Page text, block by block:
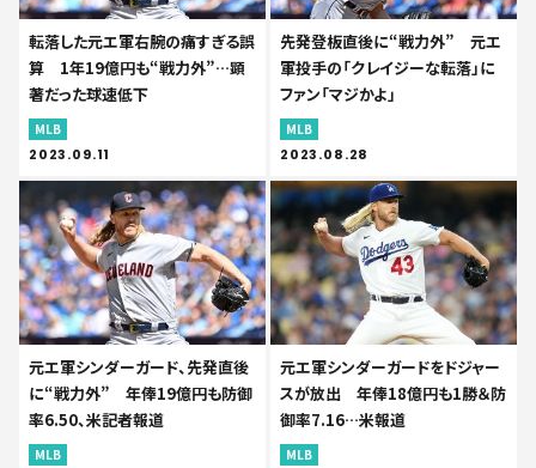
転落した元エ軍右腕の痛すぎる誤
算 1年19億円も“戦力外”…顕
著だった球速低下
MLB
2023.09.11
先発登板直後に“戦力外” 元エ
軍投手の「クレイジーな転落」に
ファン「マジかよ」
MLB
2023.08.28
元エ軍シンダーガード、先発直後
に“戦力外” 年俸19億円も防御
率6.50、米記者報道
MLB
元エ軍シンダーガードをドジャー
スが放出 年俸18億円も1勝＆防
御率7.16…米報道
MLB